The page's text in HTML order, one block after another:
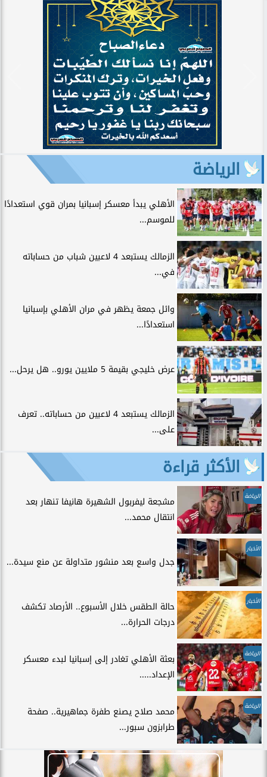
الرياضة
الأهلي يبدأ معسكر إسبانيا بمران قوي استعدادًا
للموسم...
الزمالك يستبعد 4 لاعبين شباب من حساباته
في...
وائل جمعة يظهر في مران الأهلي بإسبانيا
استعدادًا...
عرض خليجي بقيمة 5 ملايين يورو.. هل يرحل...
الزمالك يستبعد 4 لاعبين من حساباته.. تعرف
على...
الأكثر قراءة
الرياضة
مشجعة ليفربول الشهيرة هانيفا تنهار بعد
انتقال محمد...
الأخبار
جدل واسع بعد منشور متداولة عن منع سيدة...
الأخبار
حالة الطقس خلال الأسبوع.. الأرصاد تكشف
درجات الحرارة...
الرياضة
بعثة الأهلي تغادر إلى إسبانيا لبدء معسكر
الإعداد.....
الرياضة
محمد صلاح يصنع طفرة جماهيرية.. صفحة
طرابزون سبور...